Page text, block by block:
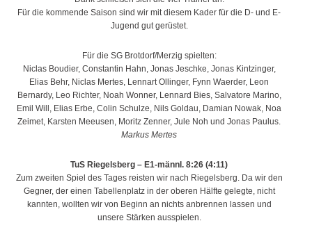
Für die kommende Saison sind wir mit diesem Kader für die D- und E-
Jugend gut gerüstet.
Für die SG Brotdorf/Merzig spielten:
Niclas Boudier, Constantin Hahn, Jonas Jeschke, Jonas Kintzinger,
Elias Behr, Niclas Mertes, Lennart Ollinger, Fynn Waerder, Leon
Bernardy, Leo Richter, Noah Wonner, Lennard Bies, Salvatore Marino,
Emil Will, Elias Erbe, Colin Schulze, Nils Goldau, Damian Nowak, Noa
Zeimet, Karsten Meeusen, Moritz Zenner, Jule Noh und Jonas Paulus.
Markus Mertes
TuS Riegelsberg – E1-männl. 8:26 (4:11)
Zum zweiten Spiel des Tages reisten wir nach Riegelsberg. Da wir den
Gegner, der einen Tabellenplatz in der oberen Hälfte gelegte, nicht
kannten, wollten wir von Beginn an nichts anbrennen lassen und
unsere Stärken ausspielen.